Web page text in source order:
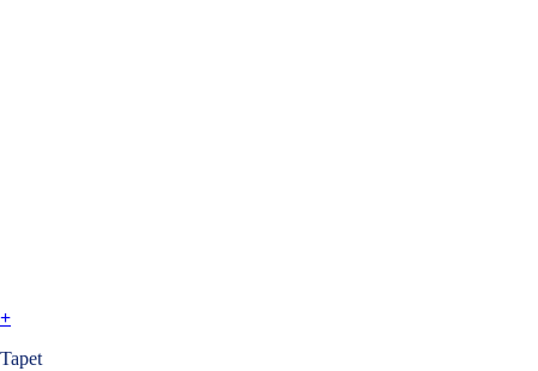
+
Tapet